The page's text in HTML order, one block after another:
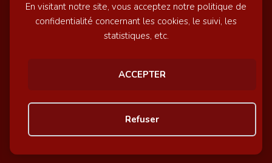
En visitant notre site, vous acceptez notre politique de
confidentialité concernant les cookies, le suivi, les
statistiques, etc.
ACCEPTER
Refuser
Recrutement
Mentions légales
© GazetteSports - 2026 | Site internet réalisé par
Awelty